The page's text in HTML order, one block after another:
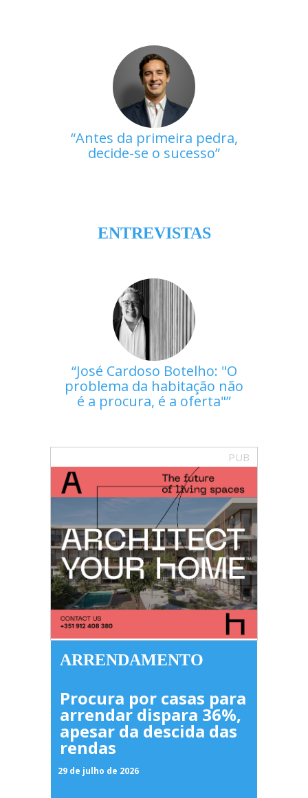
Antes da primeira pedra,
decide-se o sucesso
ENTREVISTAS
José Cardoso Botelho: "O
problema da habitação não
é a procura, é a oferta"
PUB
ARRENDAMENTO
Procura por casas para
arrendar dispara 36%,
apesar da descida das
rendas
29 de julho de 2026